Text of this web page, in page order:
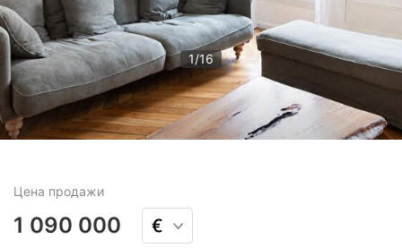
1/16
Цена продажи
1 090 000